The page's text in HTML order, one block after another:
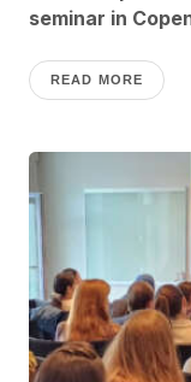
seminar in
READ MORE